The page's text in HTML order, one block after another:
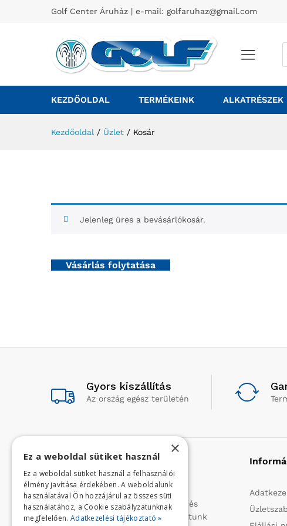
Golf Center Áruház | e-mail: golfaruhaz@gmail.com
KEZDŐOLDAL TERMÉKEINK ALKATRÉSZEK
Kezdőoldal / Üzlet / Kosár
Jelenleg üres a bevásárlókosár.
Vásárlás folytatása
Gyors kiszállítás
Az ország egész területén
Rólunk
Profilunk a mezőgazdasági, kerti
kisgépek és egyéb iparcikkek kis- és
nagykereskedelme. 1991 óta folytatunk
×
Ez a weboldal sütiket használ
Ez a weboldal sütiket használ a felhasználói
élmény javítása érdekében. A weboldalunk
használatával Ön hozzájárul az összes süti
használatához, a Cookie szabályzatunknak
megfelelően. Adatkezelési tájékoztató »